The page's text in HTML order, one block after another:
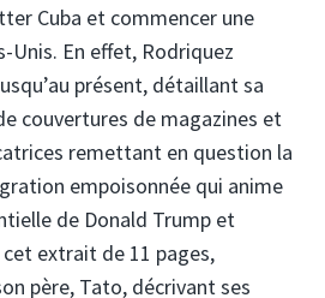
Cuba et commencer une
Unis. En effet, Rodriquez
présent, détaillant sa
couvertures de magazines et
remettant en question la
empoisonnée qui anime
de Donald Trump et
extrait de 11 pages,
père, Tato, décrivant ses